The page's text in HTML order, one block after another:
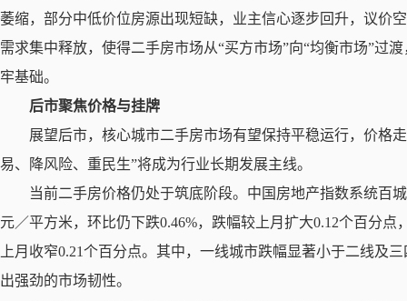
萎缩，部分中低价位房源出现短缺，业主信心逐步回升，议价
需求集中释放，使得二手房市场从“买方市场”向“均衡市场”过
牢基础。
后市聚焦价格与挂牌
展望后市，核心城市二手房市场有望保持平稳运行，价格
易、降风险、重民生”将成为行业长期发展主线。
当前二手房价格仍处于筑底阶段。中国房地产指数系统百
元／平方米，环比仍下跌0.46%，跌幅较上月扩大0.12个百分
上月收窄0.21个百分点。其中，一线城市跌幅显著小于二线及
出强劲的市场韧性。